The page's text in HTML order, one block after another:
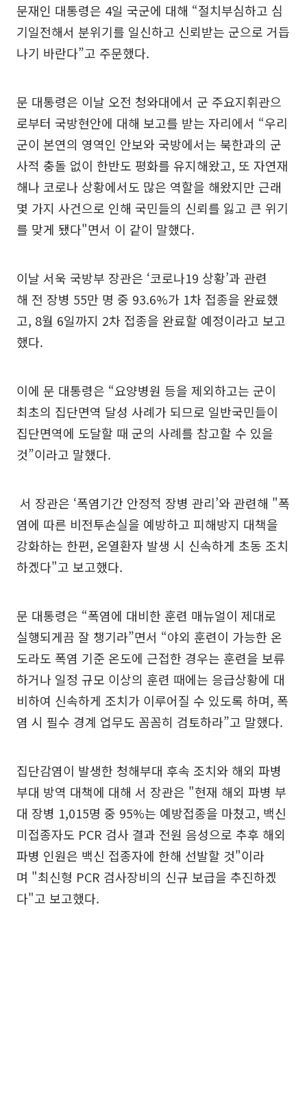
문재인 대통령은 4일 국군에 대해 “절치부심하고 심
기일전해서 분위기를 일신하고 신뢰받는 군으로 거듭
나기 바란다”고 주문했다.
문 대통령은 이날 오전 청와대에서 군 주요지휘관으
로부터 국방현안에 대해 보고를 받는 자리에서 “우리
군이 본연의 영역인 안보와 국방에서는 북한과의 군
사적 충돌 없이 한반도 평화를 유지해왔고, 또 자연재
해나 코로나 상황에서도 많은 역할을 해왔지만 근래
몇 가지 사건으로 인해 국민들의 신뢰를 잃고 큰 위기
를 맞게 됐다"면서 이 같이 말했다.
이날 서욱 국방부 장관은 ‘코로나19 상황’과 관련
해 전 장병 55만 명 중 93.6%가 1차 접종을 완료했
고, 8월 6일까지 2차 접종을 완료할 예정이라고 보고
했다.
이에 문 대통령은 “요양병원 등을 제외하고는 군이
최초의 집단면역 달성 사례가 되므로 일반국민들이
집단면역에 도달할 때 군의 사례를 참고할 수 있을
것”이라고 말했다.
서 장관은 ‘폭염기간 안정적 장병 관리’와 관련해 "폭
염에 따른 비전투손실을 예방하고 피해방지 대책을
강화하는 한편, 온열환자 발생 시 신속하게 초동 조치
하겠다"고 보고했다.
문 대통령은 “폭염에 대비한 훈련 매뉴얼이 제대로
실행되게끔 잘 챙기라”면서 “야외 훈련이 가능한 온
도라도 폭염 기준 온도에 근접한 경우는 훈련을 보류
하거나 일정 규모 이상의 훈련 때에는 응급상황에 대
비하여 신속하게 조치가 이루어질 수 있도록 하며, 폭
염 시 필수 경계 업무도 꼼꼼히 검토하라”고 말했다.
집단감염이 발생한 청해부대 후속 조치와 해외 파병
부대 방역 대책에 대해 서 장관은 "현재 해외 파병 부
대 장병 1,015명 중 95%는 예방접종을 마쳤고, 백신
미접종자도 PCR 검사 결과 전원 음성으로 추후 해외
파병 인원은 백신 접종자에 한해 선발할 것"이라
며 "최신형 PCR 검사장비의 신규 보급을 추진하겠
다"고 보고했다.